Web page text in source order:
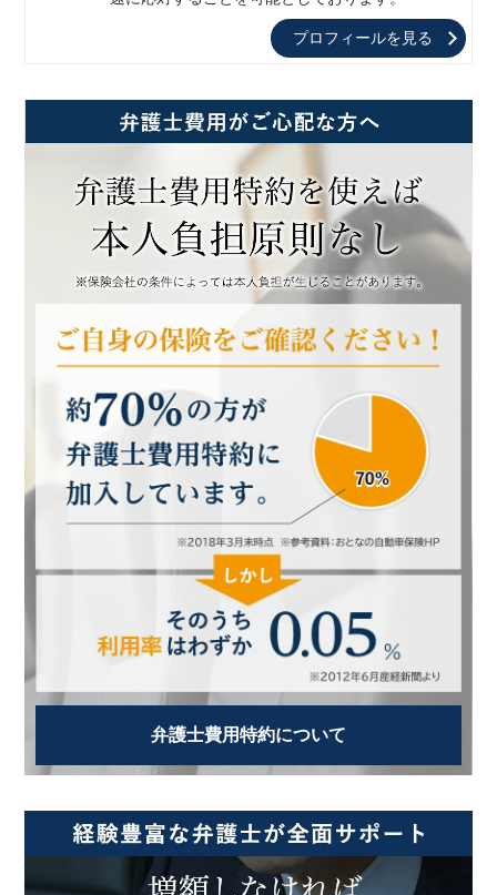
プロフィールを見る
弁護士費用特約について